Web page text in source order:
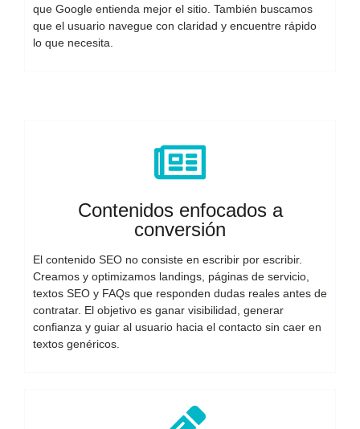
que Google entienda mejor el sitio. También buscamos
que el usuario navegue con claridad y encuentre rápido
lo que necesita.
Contenidos enfocados a
conversión
El contenido SEO no consiste en escribir por escribir.
Creamos y optimizamos landings, páginas de servicio,
textos SEO y FAQs que responden dudas reales antes de
contratar. El objetivo es ganar visibilidad, generar
confianza y guiar al usuario hacia el contacto sin caer en
textos genéricos.